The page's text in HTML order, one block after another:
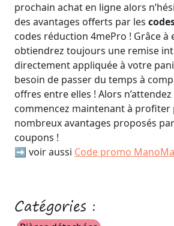
prochain achat en ligne alors
des avantages offerts par les
codes réduction 4mePro ! Grâce à
obtiendrez toujours une remise
directement appliquée à votre
besoin de passer du temps à
offres entre elles ! Alors n’attendez
commencez maintenant à profiter
nombreux avantages proposés
coupons !
➡️ voir aussi Code promo
Catégories :